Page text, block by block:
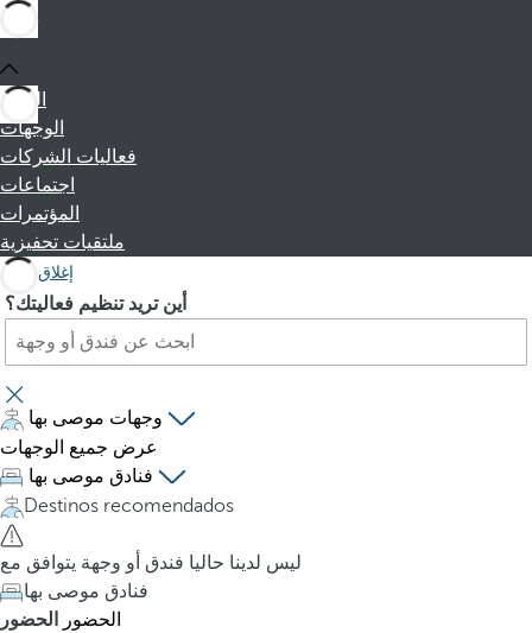
البداية
الوجهات
فعاليات الشركات
اجتماعات
المؤتمرات
ملتقيات تحفيزية
إغلاق
أين تريد تنظيم فعاليتك؟
ا
ح
ث
ع
ن
ف
ن
د
ق
،
و
P
e
s
s
i
n
g
t
h
e
d
وجهات موصى بها
عرض جميع الوجهات
فنادق موصى بها
Destinos recomendados
ليس لدينا حاليا فندق أو وجهة يتوافق مع
فنادق موصى بها
الحضور
الحضور